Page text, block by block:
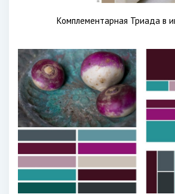
Комплементарная Триада в